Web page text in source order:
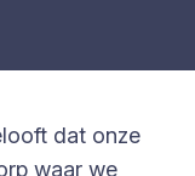
dat onze
waar we